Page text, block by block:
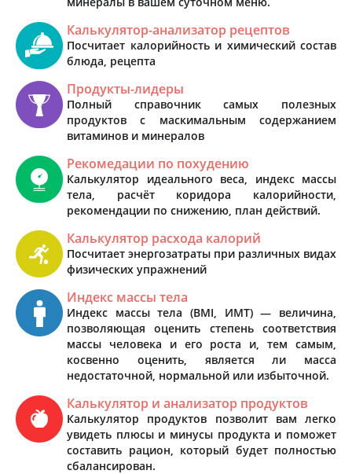
Калькулятор-анализатор рецептов
Посчитает калорийность и химический состав
блюда, рецепта
Продукты-лидеры
Полный справочник самых полезных
продуктов с маскимальным содержанием
витаминов и минералов
Рекомедации по похудению
Калькулятор идеального веса, индекс массы
тела, расчёт коридора калорийности,
рекомендации по снижению, план действий.
Калькулятор расхода калорий
Посчитает энергозатраты при различных видах
физических упражнений
Индекс массы тела
Индекс массы тела (BMI, ИМТ) — величина,
позволяющая оценить степень соответствия
массы человека и его роста и, тем самым,
косвенно оценить, является ли масса
недостаточной, нормальной или избыточной.
Калькулятор и анализатор продуктов
Калькулятор продуктов позволит вам легко
увидеть плюсы и минусы продукта и поможет
составить рацион, который будет полностью
сбалансирован.